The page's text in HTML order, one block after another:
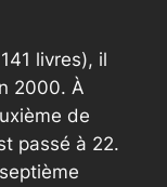
livres), il
2000. À
de
passé à 22.